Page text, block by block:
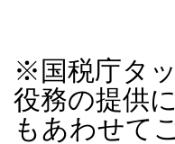
※国税庁タ
役務の提供
もあわせて